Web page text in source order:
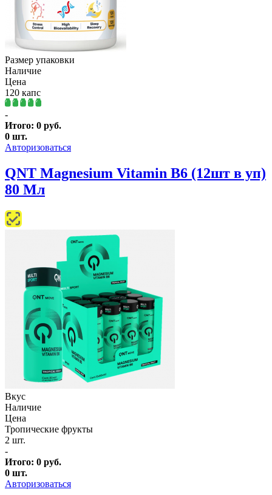
Размер упаковки
Наличие
Цена
120 капс
-
Итого: 0 руб.
0 шт.
Авторизоваться
QNT Magnesium Vitamin B6 (12шт в уп)
80 Мл
Вкус
Наличие
Цена
Тропические фрукты
2 шт.
-
Итого: 0 руб.
0 шт.
Авторизоваться